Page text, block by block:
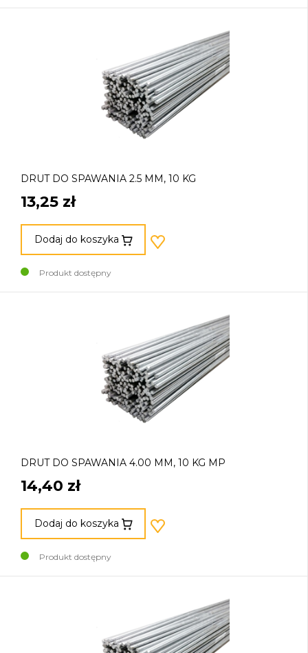
DRUT DO SPAWANIA 2.5 MM, 10 KG
13,25 zł
Dodaj do koszyka
Produkt dostępny
DRUT DO SPAWANIA 4.00 MM, 10 KG MP
14,40 zł
Dodaj do koszyka
Produkt dostępny